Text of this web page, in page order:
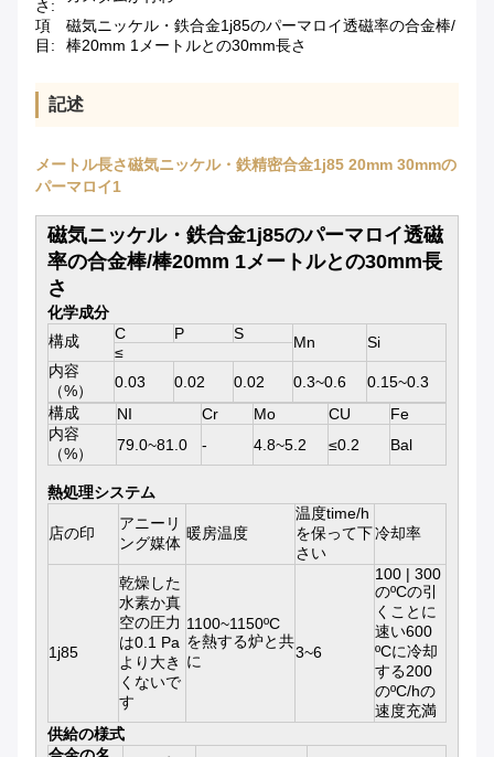
さ:
項
目:
磁気ニッケル・鉄合金1j85のパーマロイ透磁率の合金棒/
棒20mm 1メートルとの30mm長さ
記述
メートル長さ磁気ニッケル・鉄精密合金1j85 20mm 30mmの
パーマロイ1
磁気ニッケル・鉄合金1j85のパーマロイ透磁
率の合金棒/棒20mm 1メートルとの30mm長
さ
化学成分
構成
C P S Mn Si
≤
内容
（%）
0.03 0.02 0.02 0.3~0.6
0.15~0.3
構成
NI Cr Mo CU
Fe
内容
（%）
79.0~81.0 - 4.8~5.2 ≤0.2 Bal
熱処理システム
店の印
アニーリ
ング媒体
暖房温度
温度time/h
を保って下
さい
冷却率
1j85
乾燥した
水素か真
空の圧力
は0.1 Pa
より大き
くないで
す
1100~1150ºC
を熱する炉と共
に
3~6
100 | 300
のºCの引
くことに
速い600
ºCに冷却
する200
のºC/hの
速度充満
供給の様式